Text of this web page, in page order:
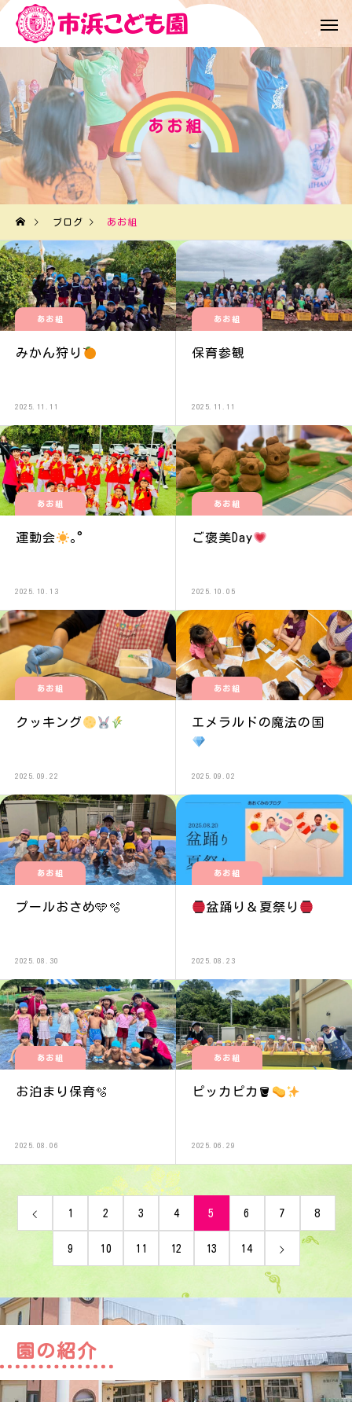
あお組
ブログ あお組
あお組
みかん狩り
2025.11.11
あお組
保育参観
2025.11.11
あお組
運動会 ｡°
2025.10.13
あお組
ご褒美Day
2025.10.05
あお組
クッキング
2025.09.22
あお組
エメラルドの魔法の国
2025.09.02
あお組
プールおさめ🩵🫧
2025.08.30
あお組
盆踊り＆夏祭り
2025.08.23
あお組
お泊まり保育🫧
2025.08.06
あお組
ピッカピカ🪣
2025.06.29
1 2 3 4 5 6 7 8
9 10 11 12 13 14
園の紹介